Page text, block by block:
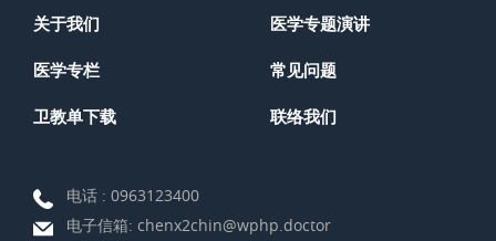
关于我们 医学专题演讲
医学专栏 常见问题
卫教单下载 联络我们
电话 : 0963123400
电子信箱: chenx2chin@wphp.doctor